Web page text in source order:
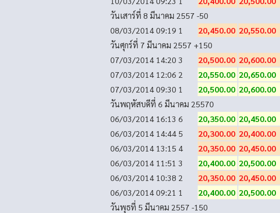
วันเสาร์ที่ 8 มีนาคม 2557 -50
08/03/2014 09:19 1 20,450.00 20,550.00
วันศุกร์ที่ 7 มีนาคม 2557 +150
07/03/2014 14:20 3 20,500.00 20,600.00
07/03/2014 12:06 2 20,550.00 20,650.00
07/03/2014 09:30 1 20,500.00 20,600.00
วันพฤหัสบดีที่ 6 มีนาคม 25570
06/03/2014 16:13 6 20,350.00 20,450.00
06/03/2014 14:44 5 20,300.00 20,400.00
06/03/2014 13:15 4 20,350.00 20,450.00
06/03/2014 11:51 3 20,400.00 20,500.00
06/03/2014 10:38 2 20,350.00 20,450.00
06/03/2014 09:21 1 20,400.00 20,500.00
วันพุธที่ 5 มีนาคม 2557 -150